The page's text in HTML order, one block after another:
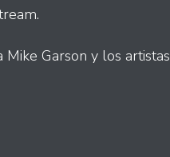
Garson y los artistas